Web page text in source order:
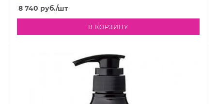
8 740 руб./шт
В КОРЗИНУ